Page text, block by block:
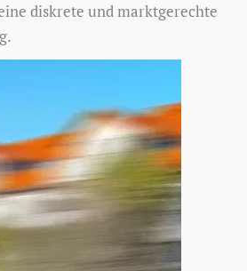
diskrete und marktgerechte